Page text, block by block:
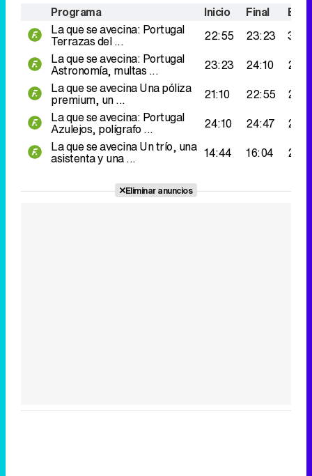
Programa Inicio Final
La que se avecina: Portugal
Terrazas del ... 22:55 23:23
La que se avecina: Portugal
Astronomía, multas ... 23:23 24:10
La que se avecinaUna póliza
premium, un ... 21:10 22:55
La que se avecina: Portugal
Azulejos, polígrafo ... 24:10 24:47
La que se avecinaUn trío, una
asistenta y una ... 14:44 16:04
Eliminar anuncios